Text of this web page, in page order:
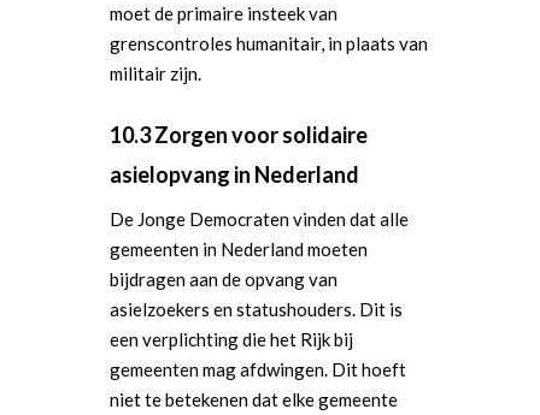
moet de primaire insteek van
grenscontroles humanitair, in plaats van
militair zijn.
10.3 Zorgen voor solidaire
asielopvang in Nederland
De Jonge Democraten vinden dat alle
gemeenten in Nederland moeten
bijdragen aan de opvang van
asielzoekers en statushouders. Dit is
een verplichting die het Rijk bij
gemeenten mag afdwingen. Dit hoeft
niet te betekenen dat elke gemeente